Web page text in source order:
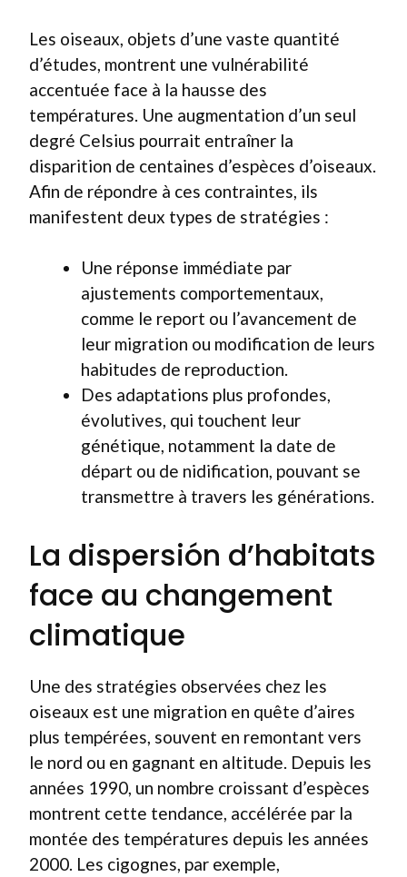
Les oiseaux, objets d’une vaste quantité
d’études, montrent une vulnérabilité
accentuée face à la hausse des
températures. Une augmentation d’un seul
degré Celsius pourrait entraîner la
disparition de centaines d’espèces d’oiseaux.
Afin de répondre à ces contraintes, ils
manifestent deux types de stratégies :
Une réponse immédiate par
ajustements comportementaux,
comme le report ou l’avancement de
leur migration ou modification de leurs
habitudes de reproduction.
Des adaptations plus profondes,
évolutives, qui touchent leur
génétique, notamment la date de
départ ou de nidification, pouvant se
transmettre à travers les générations.
La dispersión d’habitats
face au changement
climatique
Une des stratégies observées chez les
oiseaux est une migration en quête d’aires
plus tempérées, souvent en remontant vers
le nord ou en gagnant en altitude. Depuis les
années 1990, un nombre croissant d’espèces
montrent cette tendance, accélérée par la
montée des températures depuis les années
2000. Les cigognes, par exemple,